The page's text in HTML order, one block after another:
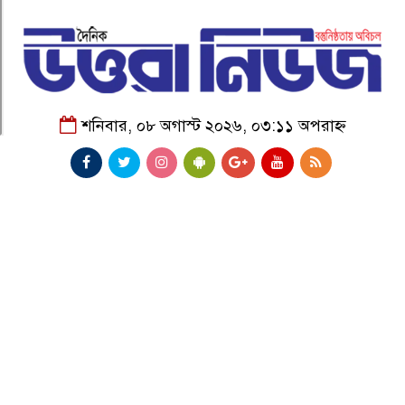
শনিবার, ০৮ অগাস্ট ২০২৬, ০৩:১১ অপরাহ্ন